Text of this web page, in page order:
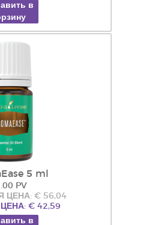
в
5 ml
PV
ЦЕНА: € 56,04
€ 42,59
в